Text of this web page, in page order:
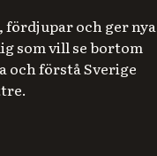
fördjupar och ger nya
som vill se bortom
och förstå Sverige